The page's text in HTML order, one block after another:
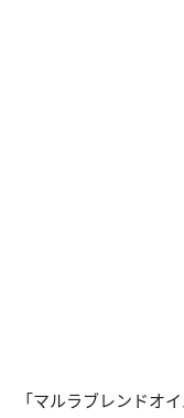
「マルラブレンドオ